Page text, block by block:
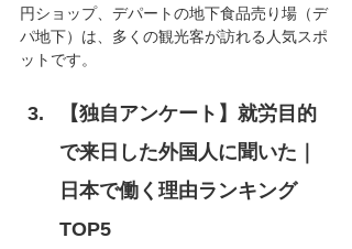
円ショップ、デパートの地下食品売り場（デ
パ地下）は、多くの観光客が訪れる人気スポ
ットです。
【独自アンケート】就労目的
で来日した外国人に聞いた｜
日本で働く理由ランキング
TOP5